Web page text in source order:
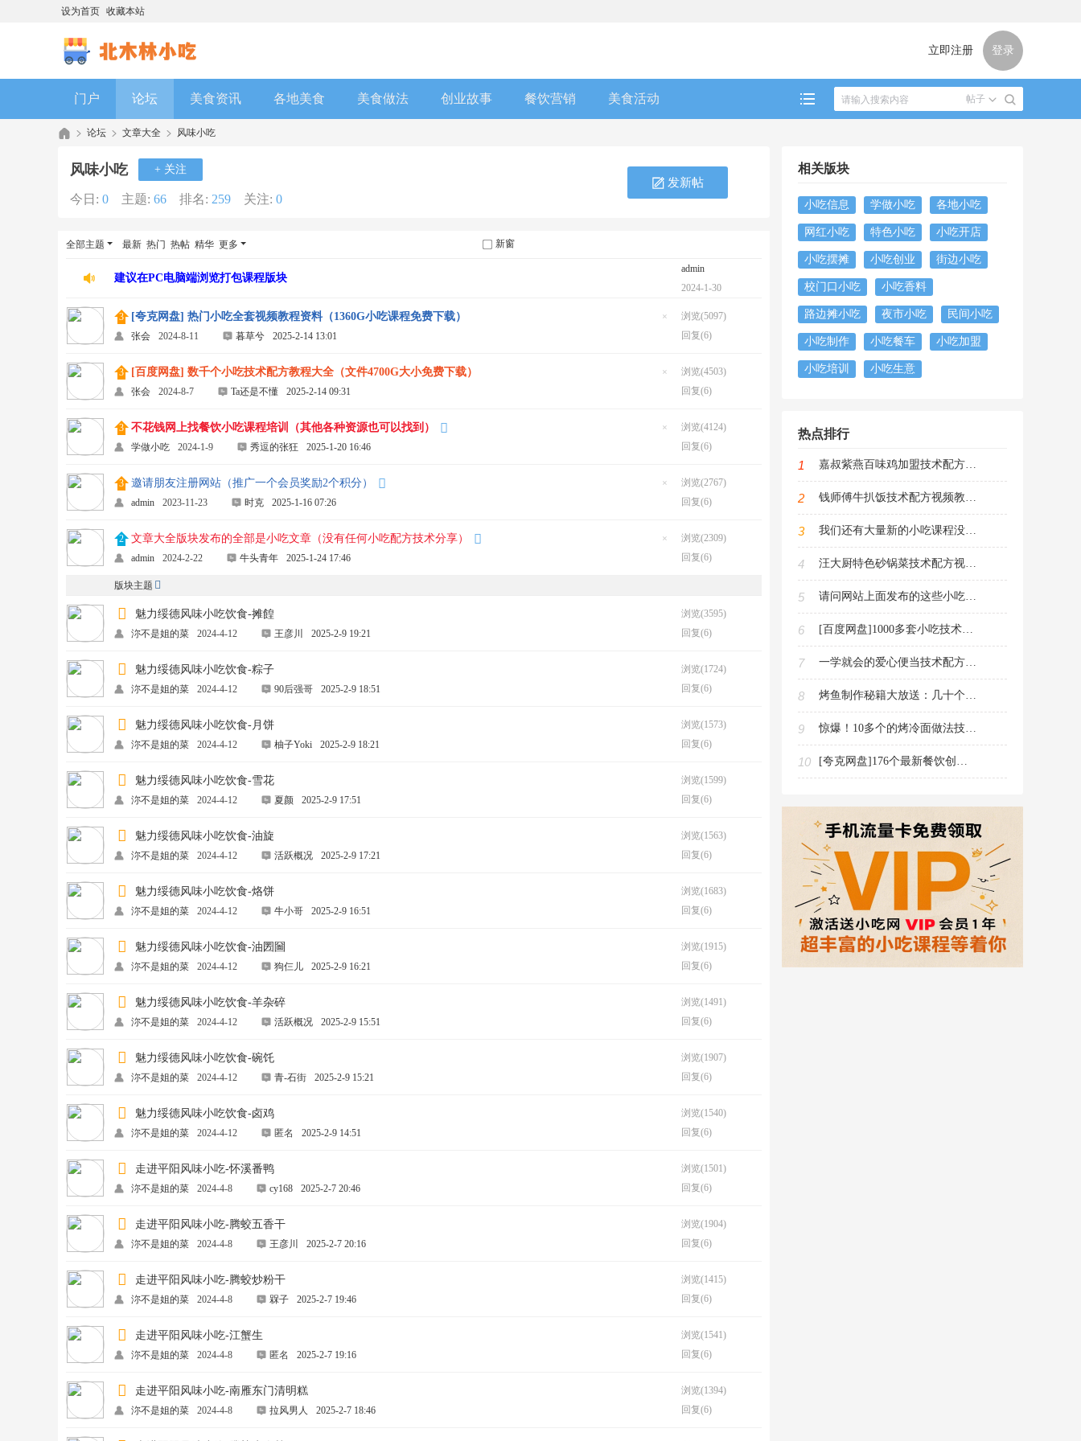
设为首页 收藏本站
立即注册 登录
帖子
门户 论坛 美食资讯 各地美食 美食做法 创业故事 餐饮营销 美食活动
论坛 文章大全 风味小吃
风味小吃 + 关注
今日: 0 主题: 66 排名: 259 关注: 0
发新帖
新窗
全部主题 最新 热门 热帖 精华 更多
建议在PC电脑端浏览打包课程版块
admin
2024-1-30
[夸克网盘] 热门小吃全套视频教程资料（1360G小吃课程免费下载）
张会 2024-8-11 暮草兮 2025-2-14 13:01
浏览(5097)
回复(6)
[百度网盘] 数千个小吃技术配方教程大全（文件4700G大小免费下载）
张会 2024-8-7 Ta还是不懂 2025-2-14 09:31
浏览(4503)
回复(6)
不花钱网上找餐饮小吃课程培训（其他各种资源也可以找到）
学做小吃 2024-1-9 秀逗的张狂 2025-1-20 16:46
浏览(4124)
回复(6)
邀请朋友注册网站（推广一个会员奖励2个积分）
admin 2023-11-23 时克 2025-1-16 07:26
浏览(2767)
回复(6)
文章大全版块发布的全部是小吃文章（没有任何小吃配方技术分享）
admin 2024-2-22 牛头青年 2025-1-24 17:46
浏览(2309)
回复(6)
版块主题
魅力绥德风味小吃饮食-摊餭
沵不是姐的菜 2024-4-12 王彦川 2025-2-9 19:21
浏览(3595)
回复(6)
魅力绥德风味小吃饮食-粽子
沵不是姐的菜 2024-4-12 90后强哥 2025-2-9 18:51
浏览(1724)
回复(6)
魅力绥德风味小吃饮食-月饼
沵不是姐的菜 2024-4-12 柚子Yoki 2025-2-9 18:21
浏览(1573)
回复(6)
魅力绥德风味小吃饮食-雪花
沵不是姐的菜 2024-4-12 夏颜 2025-2-9 17:51
浏览(1599)
回复(6)
魅力绥德风味小吃饮食-油旋
沵不是姐的菜 2024-4-12 活跃概况 2025-2-9 17:21
浏览(1563)
回复(6)
魅力绥德风味小吃饮食-烙饼
沵不是姐的菜 2024-4-12 牛小哥 2025-2-9 16:51
浏览(1683)
回复(6)
魅力绥德风味小吃饮食-油圐圙
沵不是姐的菜 2024-4-12 狗仨儿 2025-2-9 16:21
浏览(1915)
回复(6)
魅力绥德风味小吃饮食-羊杂碎
沵不是姐的菜 2024-4-12 活跃概况 2025-2-9 15:51
浏览(1491)
回复(6)
魅力绥德风味小吃饮食-碗饦
沵不是姐的菜 2024-4-12 青-石街 2025-2-9 15:21
浏览(1907)
回复(6)
魅力绥德风味小吃饮食-卤鸡
沵不是姐的菜 2024-4-12 匿名 2025-2-9 14:51
浏览(1540)
回复(6)
走进平阳风味小吃-怀溪番鸭
沵不是姐的菜 2024-4-8 cy168 2025-2-7 20:46
浏览(1501)
回复(6)
走进平阳风味小吃-腾蛟五香干
沵不是姐的菜 2024-4-8 王彦川 2025-2-7 20:16
浏览(1904)
回复(6)
走进平阳风味小吃-腾蛟炒粉干
沵不是姐的菜 2024-4-8 槑子 2025-2-7 19:46
浏览(1415)
回复(6)
走进平阳风味小吃-江蟹生
沵不是姐的菜 2024-4-8 匿名 2025-2-7 19:16
浏览(1541)
回复(6)
走进平阳风味小吃-南雁东门清明糕
沵不是姐的菜 2024-4-8 拉风男人 2025-2-7 18:46
浏览(1394)
回复(6)
相关版块
小吃信息 学做小吃 各地小吃
网红小吃 特色小吃 小吃开店
小吃摆摊 小吃创业 街边小吃
校门口小吃 小吃香料
路边摊小吃 夜市小吃 民间小吃
小吃制作 小吃餐车 小吃加盟
小吃培训 小吃生意
热点排行
1 嘉叔紫燕百味鸡加盟技术配方视频教程（紫燕百味鸡制作攻略）
2 钱师傅牛扒饭技术配方视频教程（手把手教你制作美味牛扒饭）
3 我们还有大量新的小吃课程没有发布（敬请期待）
4 汪大厨特色砂锅菜技术配方视频教程（砂锅菜烹饪技巧大全）
5 请问网站上面发布的这些小吃课程是不是侵犯了知识产权，违反了法律
6 [百度网盘]1000多套小吃技术配方教程（文件3600G大小60积分下载）
7 一学就会的爱心便当技术配方PDF电子书（儿童每日便当新花样）
8 烤鱼制作秘籍大放送：几十个做法技术配方视频教程免费领取走起
9 惊爆！10多个的烤冷面做法技术配方视频教程现在免费领取
10 [夸克网盘]176个最新餐饮创业视频教程资料（教程文件182.9G大小20积分下载）